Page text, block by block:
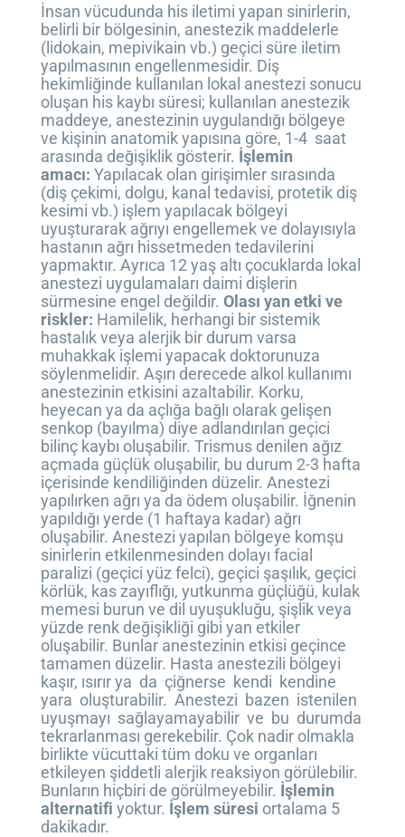
İnsan vücudunda his iletimi yapan sinirlerin,
belirli bir bölgesinin, anestezik maddelerle
(lidokain, mepivikain vb.) geçici süre iletim
yapılmasının engellenmesidir. Diş
hekimliğinde kullanılan lokal anestezi sonucu
oluşan his kaybı süresi; kullanılan anestezik
maddeye, anestezinin uygulandığı bölgeye
ve kişinin anatomik yapısına göre, 1-4 saat
arasında değişiklik gösterir. İşlemin
amacı: Yapılacak olan girişimler sırasında
(diş çekimi, dolgu, kanal tedavisi, protetik diş
kesimi vb.) işlem yapılacak bölgeyi
uyuşturarak ağrıyı engellemek ve dolayısıyla
hastanın ağrı hissetmeden tedavilerini
yapmaktır. Ayrıca 12 yaş altı çocuklarda lokal
anestezi uygulamaları daimi dişlerin
sürmesine engel değildir. Olası yan etki ve
riskler: Hamilelik, herhangi bir sistemik
hastalık veya alerjik bir durum varsa
muhakkak işlemi yapacak doktorunuza
söylenmelidir. Aşırı derecede alkol kullanımı
anestezinin etkisini azaltabilir. Korku,
heyecan ya da açlığa bağlı olarak gelişen
senkop (bayılma) diye adlandırılan geçici
bilinç kaybı oluşabilir. Trismus denilen ağız
açmada güçlük oluşabilir, bu durum 2-3 hafta
içerisinde kendiliğinden düzelir. Anestezi
yapılırken ağrı ya da ödem oluşabilir. İğnenin
yapıldığı yerde (1 haftaya kadar) ağrı
oluşabilir. Anestezi yapılan bölgeye komşu
sinirlerin etkilenmesinden dolayı facial
paralizi (geçici yüz felci), geçici şaşılık, geçici
körlük, kas zayıflığı, yutkunma güçlüğü, kulak
memesi burun ve dil uyuşukluğu, şişlik veya
yüzde renk değişikliği gibi yan etkiler
oluşabilir. Bunlar anestezinin etkisi geçince
tamamen düzelir. Hasta anestezili bölgeyi
kaşır, ısırır ya da çiğnerse kendi kendine
yara oluşturabilir. Anestezi bazen istenilen
uyuşmayı sağlayamayabilir ve bu durumda
tekrarlanması gerekebilir. Çok nadir olmakla
birlikte vücuttaki tüm doku ve organları
etkileyen şiddetli alerjik reaksiyon görülebilir.
Bunların hiçbiri de görülmeyebilir. İşlemin
alternatifi yoktur. İşlem süresi ortalama 5
dakikadır.